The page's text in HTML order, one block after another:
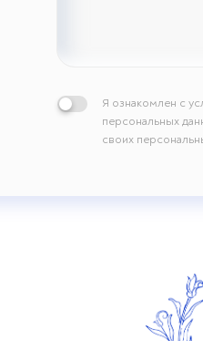
Я ознакомлен с
персональных
своих